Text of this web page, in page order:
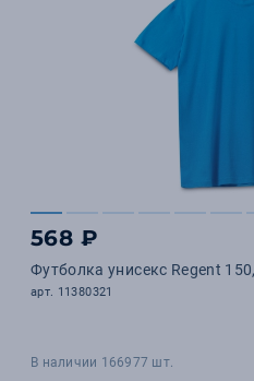
568 ₽
Футболка унисекс Regent
арт. 11380321
В наличии 166977 шт.